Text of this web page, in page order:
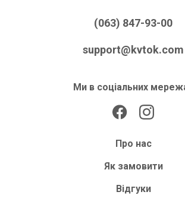
(063) 847-93-00
support@kvtok.com
Ми в соціальних
Про нас
Як замовити
Відгуки